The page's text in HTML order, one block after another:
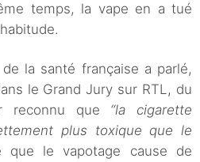
temps, la vape en a tué
la santé française a parlé,
le Grand Jury sur RTL, du
reconnu que “la cigarette
plus toxique que le
que le vapotage cause de